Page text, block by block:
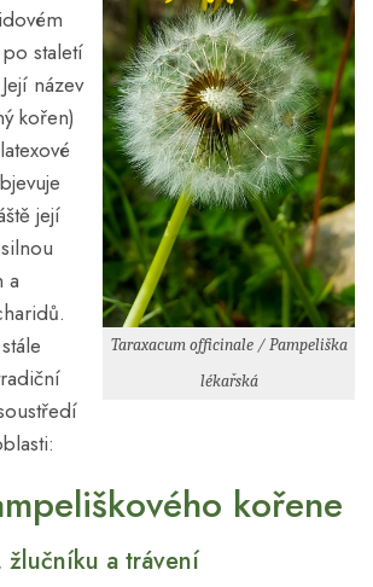
Taraxacum officinale / Pampeliška
lékařská
staletí
název
kořen)
její
a
kořene
žlučníku a trávení